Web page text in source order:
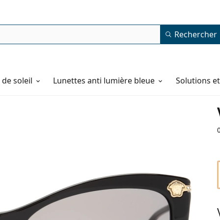
Rechercher
soleil Lunettes anti lumière bleue Solutions